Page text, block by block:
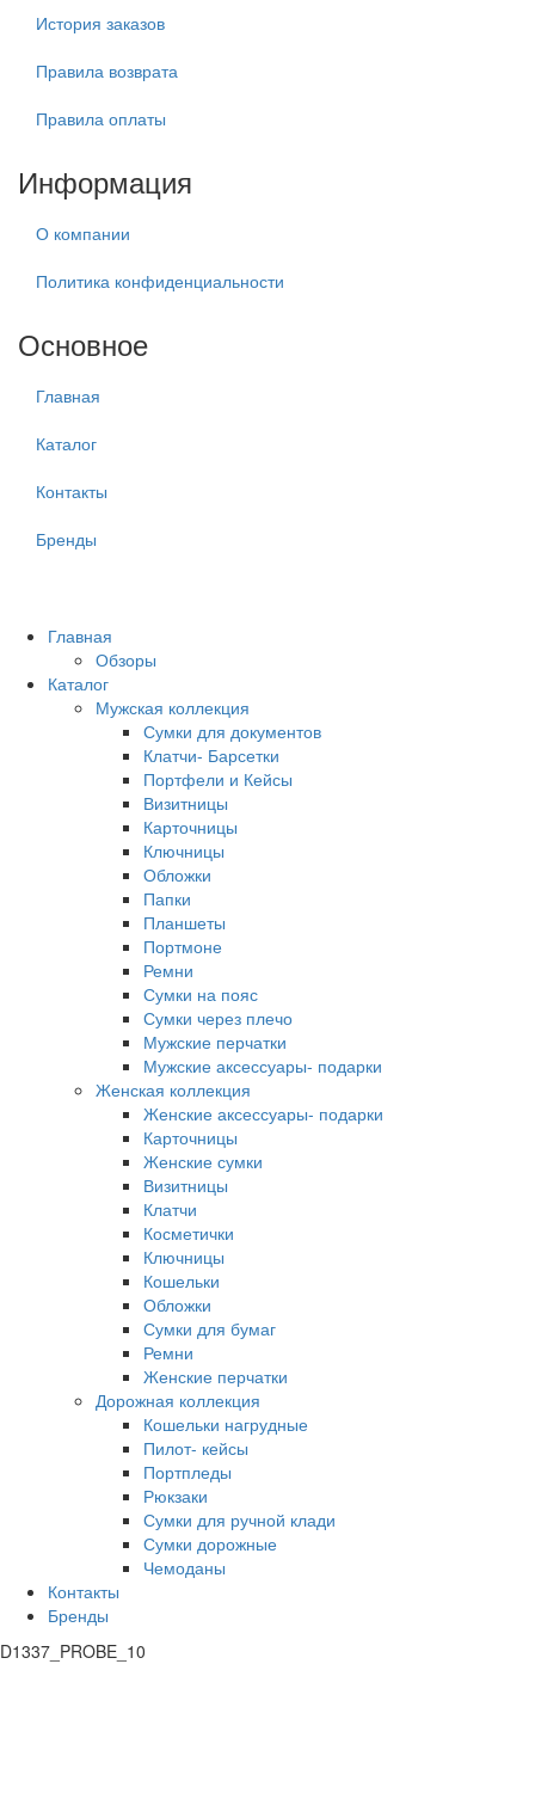
История заказов
Правила возврата
Правила оплаты
Информация
О компании
Политика конфиденциальности
Основное
Главная
Каталог
Контакты
Бренды
Главная
Обзоры
Каталог
Мужская коллекция
Сумки для документов
Клатчи- Барсетки
Портфели и Кейсы
Визитницы
Карточницы
Ключницы
Обложки
Папки
Планшеты
Портмоне
Ремни
Сумки на пояс
Сумки через плечо
Мужские перчатки
Мужские аксессуары- подарки
Женская коллекция
Женские аксессуары- подарки
Карточницы
Женские сумки
Визитницы
Клатчи
Косметички
Ключницы
Кошельки
Обложки
Сумки для бумаг
Ремни
Женские перчатки
Дорожная коллекция
Кошельки нагрудные
Пилот- кейсы
Портпледы
Рюкзаки
Сумки для ручной клади
Сумки дорожные
Чемоданы
Контакты
Бренды